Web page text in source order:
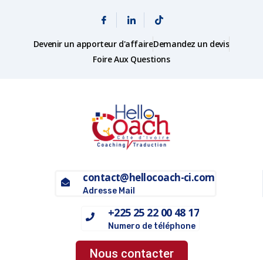
Devenir un apporteur d'affaireDemandez un devis
Foire Aux Questions
contact@hellocoach-ci.com
Adresse Mail
+225 25 22 00 48 17
Numero de téléphone
Nous contacter